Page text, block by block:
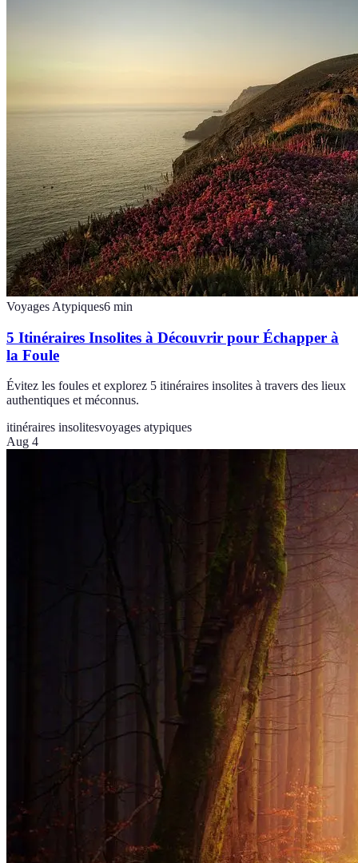
Voyages Atypiques6 min
5 Itinéraires Insolites à Découvrir pour Échapper à
la Foule
Évitez les foules et explorez 5 itinéraires insolites à travers des lieux
authentiques et méconnus.
itinéraires insolitesvoyages atypiques
Aug 4